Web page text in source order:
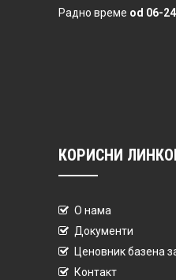
Радно време od 06-
КОРИСНИ
О нама
Документи
Ценовник базена
Контакт